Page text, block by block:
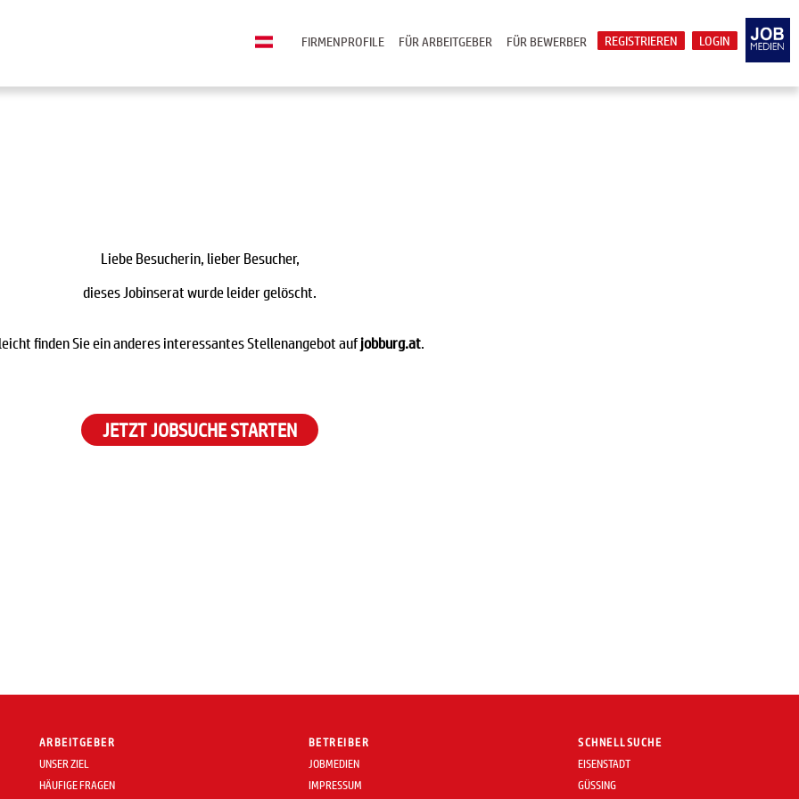
LOGIN
REGISTRIEREN
FÜR BEWERBER
FÜR ARBEITGEBER
FIRMENPROFILE
Liebe Besucherin, lieber Besucher,
dieses Jobinserat wurde leider gelöscht.
finden Sie ein anderes interessantes Stellenangebot aufjobburg.at.
JETZT JOBSUCHE STARTEN
ARBEITGEBER
UNSER ZIEL
HÄUFIGE FRAGEN
BETREIBER
JOBMEDIEN
IMPRESSUM
SCHNELLSUCHE
EISENSTADT
GÜSSING